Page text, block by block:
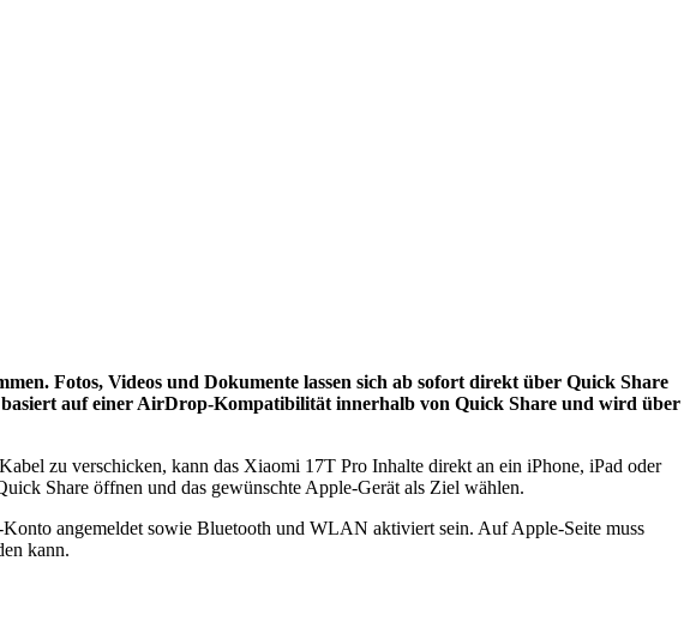
Fotos, Videos und Dokumente lassen sich ab sofort direkt über Quick Share
auf einer AirDrop-Kompatibilität innerhalb von Quick Share und wird über
zu verschicken, kann das Xiaomi 17T Pro Inhalte direkt an ein iPhone, iPad oder
Share öffnen und das gewünschte Apple-Gerät als Ziel wählen.
angemeldet sowie Bluetooth und WLAN aktiviert sein. Auf Apple-Seite muss
kann.